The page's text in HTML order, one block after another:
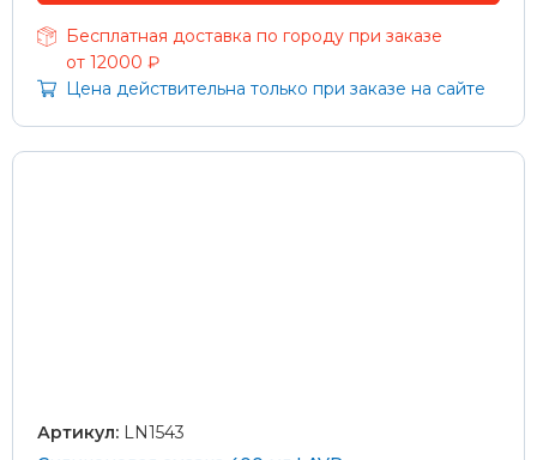
Бесплатная доставка по городу при заказе
от 12000 ₽
Цена действительна только при заказе на сайте
Артикул: LN1543